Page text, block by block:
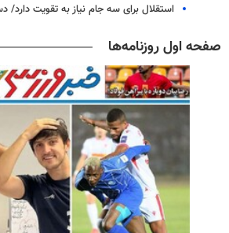
استقلال برای سه جام نیاز به تقویت
صفحه اول روزنامه‌ها